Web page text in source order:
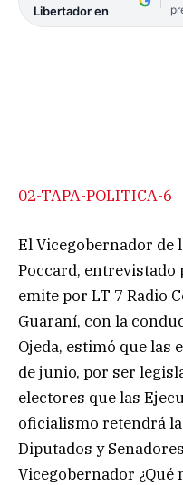
Libertador en
02-TAPA-POLITICA-6
El Vicegobernador de
Poccard, entrevistado
emite por LT 7 Radio
Guaraní, con la
Ojeda, estimó que las
de junio, por ser
electores que las
oficialismo retendrá
Diputados y
Vicegobernador ¿Qué